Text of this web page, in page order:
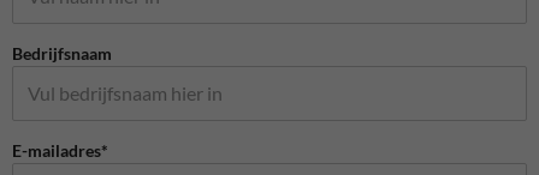
Bedrijfsnaam
E-mailadres*